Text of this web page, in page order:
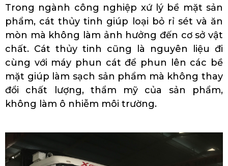
Trong ngành công nghiệp xứ lý bề mặt sản
phẩm, cát thủy tinh giúp loại bỏ rỉ sét và ăn
mòn mà không làm ảnh hưởng đến cơ sở vật
chất. Cát thủy tinh cũng là nguyên liệu đi
cùng với máy phun cát để phun lên các bề
mặt giúp làm sạch sản phẩm mà không thay
đổi chất lượng, thẩm mỹ của sản phẩm,
không làm ô nhiễm môi trường.